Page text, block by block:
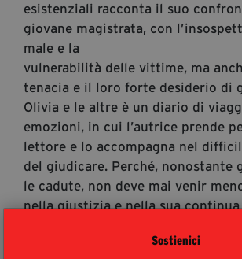
Sostienici
esistenziali racconta il suo
giovane magistrata, con
male e la
vulnerabilità delle vittime, ma
tenacia e il loro forte desiderio di
Olivia e le altre è un diario di
emozioni, in cui l’autrice prende
lettore e lo accompagna nel
del giudicare. Perché, nonostante
le cadute, non deve mai venir
nella giustizia e nella sua